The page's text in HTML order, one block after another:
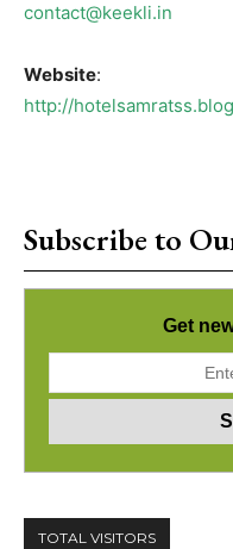
contact@keekli.in
Website:
http://
Subscribe to
Get
TOTAL VISITORS